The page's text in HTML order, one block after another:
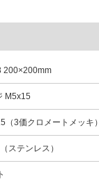
200×200mm
M5x15
（3価クロメートメッキ）
ステンレス）